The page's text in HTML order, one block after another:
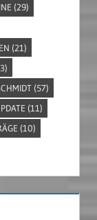
(29)
(21)
(57)
(11)
(10)